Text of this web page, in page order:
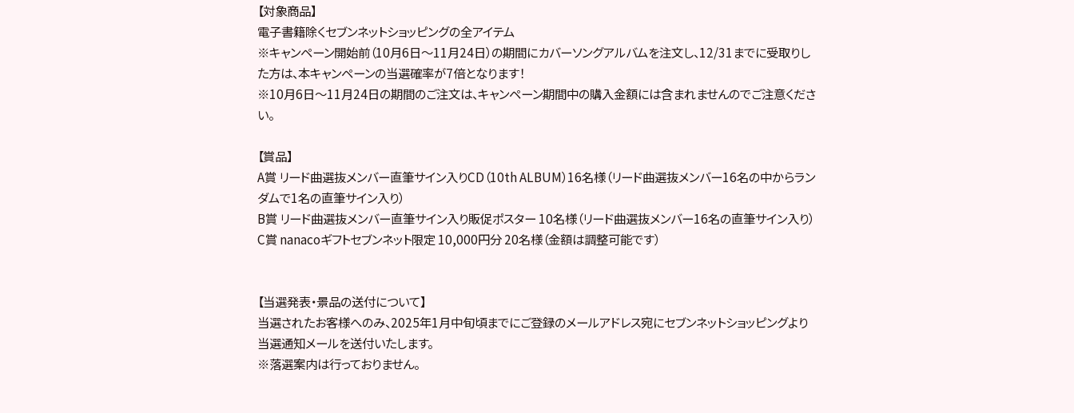
【対象商品】
電子書籍除くセブンネットショッピングの全アイテム
※キャンペーン開始前（10月6日～11月24日）の期間にカバーソングアルバムを注文し、12/31までに受取りし
た方は、本キャンペーンの当選確率が7倍となります！
※10月6日～11月24日の期間のご注文は、キャンペーン期間中の購入金額には含まれませんのでご注意くださ
い。
【賞品】
A賞 リード曲選抜メンバー直筆サイン入りCD（10th ALBUM）16名様（リード曲選抜メンバー16名の中からラン
ダムで1名の直筆サイン入り）
B賞 リード曲選抜メンバー直筆サイン入り販促ポスター 10名様（リード曲選抜メンバー16名の直筆サイン入り）
C賞 nanacoギフトセブンネット限定 10,000円分 20名様（金額は調整可能です）
【当選発表・景品の送付について】
当選されたお客様へのみ、2025年1月中旬頃までにご登録のメールアドレス宛にセブンネットショッピングより
当選通知メールを送付いたします。
※落選案内は行っておりません。